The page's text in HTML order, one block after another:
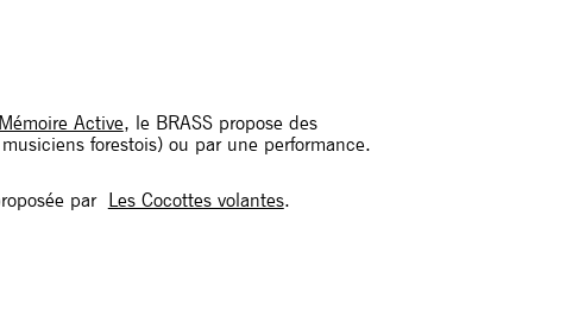
Mémoire Active, le BRASS propose des
forestois) ou par une performance.
par Les Cocottes volantes.